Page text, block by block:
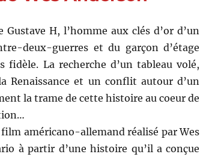
H, l’homme aux clés d’or d’un
deux-guerres et du garçon d’étage
fidèle. La recherche d’un tableau volé,
Renaissance et un conflit autour d’un
la trame de cette histoire au coeur de
américano-allemand réalisé par Wes
à partir d’une histoire qu’il a conçue